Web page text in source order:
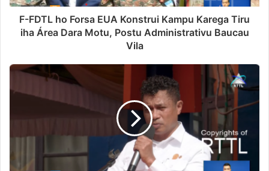
F-FDTL ho Forsa EUA Konstrui Kampu Karega Tiru
iha Área Dara Motu, Postu Administrativu Baucau
Vila